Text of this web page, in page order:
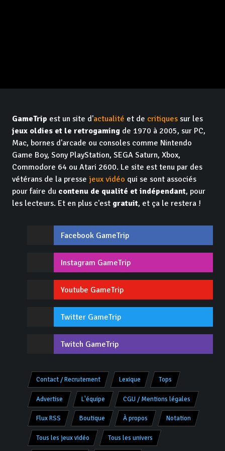
GameTrip est un site d'actualité et de critiques sur les
jeux oldies et le retrogaming de 1970 à 2005, sur PC,
Mac, bornes d'arcade ou consoles comme Nintendo
Game Boy, Sony PlayStation, SEGA Saturn, Xbox,
Commodore 64 ou Atari 2600. Le site est tenu par des
vétérans de la presse jeux vidéo qui se sont associés
pour faire du contenu de qualité et indépendant, pour
les lecteurs. Et en plus c'est gratuit, et ça le restera !
Facebook GameTrip
Instagram GameTrip
Youtube GameTrip
Twitter GameTrip
Twitch GameTrip
Contact / Recrutement Lexique Tops
Advertise L'équipe CGU / Mentions légales
Flux RSS Boutique À propos Notation
Tous les jeux vidéo Tous les univers